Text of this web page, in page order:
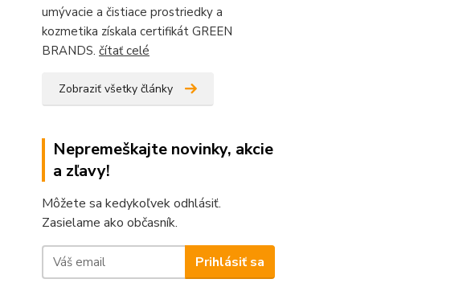
umývacie a čistiace prostriedky a
kozmetika získala certifikát GREEN
BRANDS. čítať celé
Zobraziť všetky články
Nepremeškajte novinky, akcie
a zľavy!
Môžete sa kedykoľvek odhlásiť.
Zasielame ako občasník.
Prihlásiť sa